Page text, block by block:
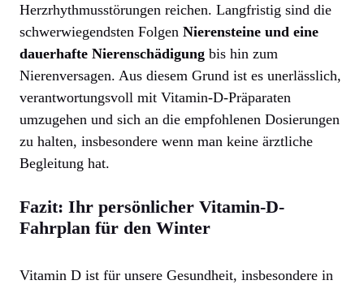
Herzrhythmusstörungen reichen. Langfristig sind die
schwerwiegendsten Folgen Nierensteine und eine
dauerhafte Nierenschädigung bis hin zum
Nierenversagen. Aus diesem Grund ist es unerlässlich,
verantwortungsvoll mit Vitamin-D-Präparaten
umzugehen und sich an die empfohlenen Dosierungen
zu halten, insbesondere wenn man keine ärztliche
Begleitung hat.
Fazit: Ihr persönlicher Vitamin-D-
Fahrplan für den Winter
Vitamin D ist für unsere Gesundheit, insbesondere in